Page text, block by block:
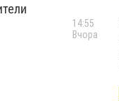
14:55
Вчора